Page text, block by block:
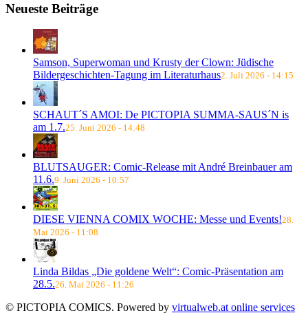
Neueste Beiträge
Samson, Superwoman und Krusty der Clown: Jüdische
Bildergeschichten-Tagung im Literaturhaus2. Juli 2026 - 14:15
SCHAUT´S AMOI: De PICTOPIA SUMMA-SAUS´N is
am 1.7.25. Juni 2026 - 14:48
BLUTSAUGER: Comic-Release mit André Breinbauer am
11.6.9. Juni 2026 - 10:57
DIESE VIENNA COMIX WOCHE: Messe und Events!28.
Mai 2026 - 11:08
Linda Bildas „Die goldene Welt“: Comic-Präsentation am
28.5.26. Mai 2026 - 11:26
© PICTOPIA COMICS. Powered by virtualweb.at online services